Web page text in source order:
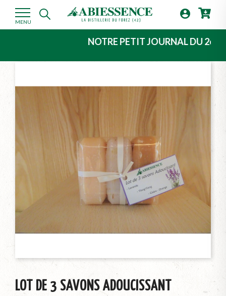
MENU

NOTRE PETIT JOURNAL DU 2ème
LOT DE 3 SAVONS ADOUCISSANT